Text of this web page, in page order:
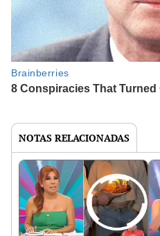
NOTAS RELACIONADAS